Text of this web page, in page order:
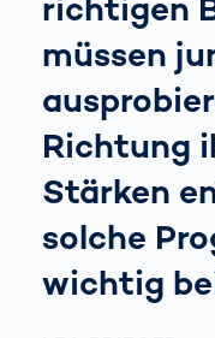
richtigen
müssen
Richtung
Stärken
solche
wichtig